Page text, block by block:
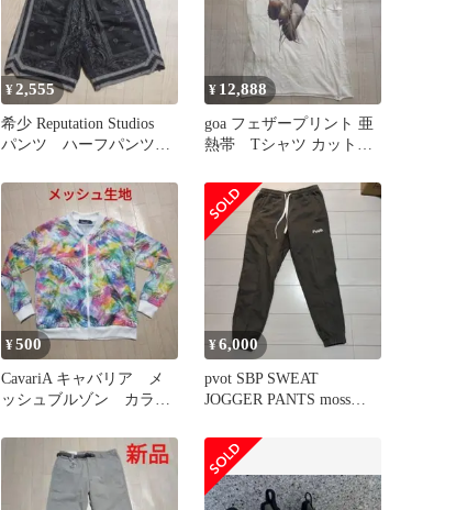
¥2,555
希少 Reputation Studios
パンツ ハーフパンツ
¥ 12,888
goa フェザープリント 亜
熱帯 Tシャツ カットソ
¥500
CavariA キャバリア メ
ッシュブルゾン カラフ
¥6,000
pvot SBP SWEAT
JOGGER PANTS moss